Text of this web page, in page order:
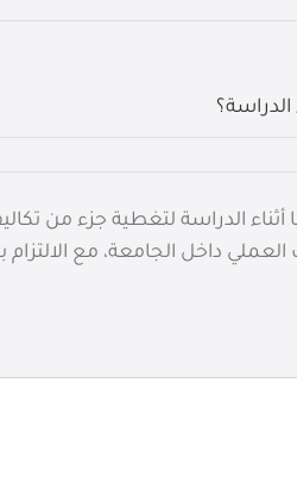
الدراسة لتغطية جزء من
العملي داخل الجامعة، مع